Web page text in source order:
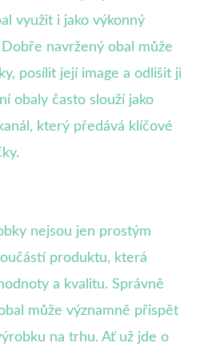
využit i jako výkonný
navržený obal může
posílit její image a odlišit ji
obaly často slouží jako
který předává klíčové
nejsou jen prostým
produktu, která
a kvalitu. Správně
může významně přispět
na trhu. Ať už jde o